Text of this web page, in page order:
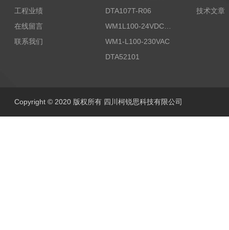
工程业绩
在线留言
联系我们
DTA107T-R06
WM1L100-24VDC/T5X
WM1-L100-230VAC
DTA52101
技术文章
Copyright © 2020 版权所有 四川柯锐思科技有限公司